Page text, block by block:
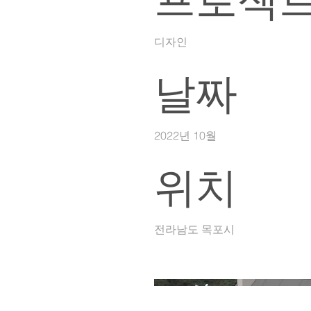
디자인
날짜
2022년 10월
위치
전라남도 목포시